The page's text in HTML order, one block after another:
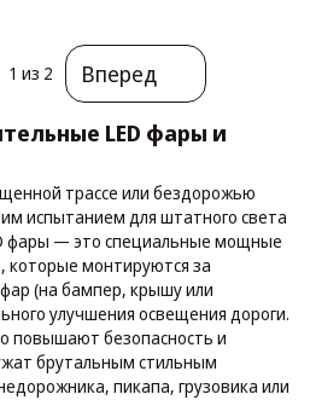
1 из 2 Вперед
LED фары и
трассе или бездорожью
испытанием для штатного света
фары — это специальные мощные
которые монтируются за
(на бампер, крышу или
улучшения освещения дороги.
повышают безопасность и
брутальным стильным
пикапа, грузовика или